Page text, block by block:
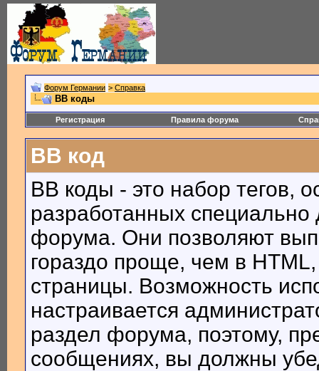
Форум Германии > Справка
BB коды
Регистрация Правила форума
BB код
BB коды - это набор тегов,
разработанных
форума. Они позволяют
гораздо проще, чем в
страницы. Возможность
настраивается
раздел форума, поэтому,
сообщениях, вы должны